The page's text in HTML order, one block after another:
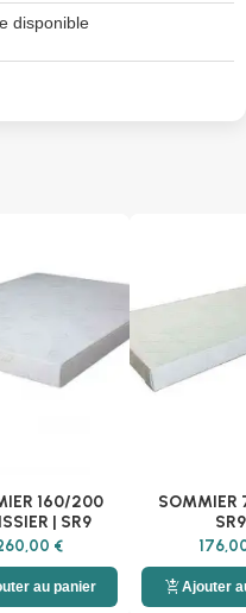
disponible
160/200
| SR9
€
au panier
SOMMIER
SR9
add_shopping_cartAjouter